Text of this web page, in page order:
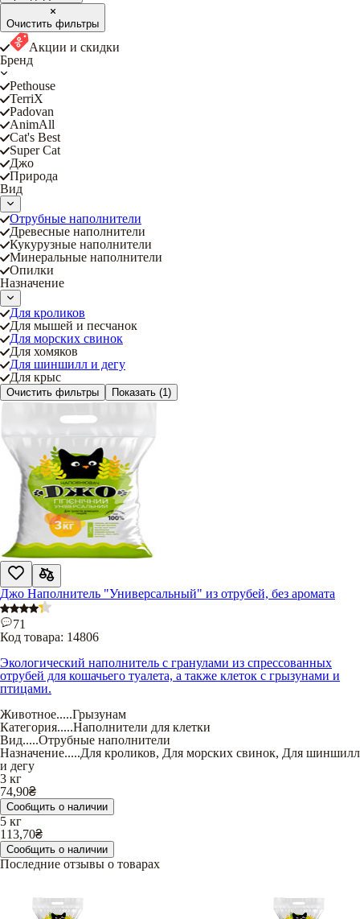
Очистить фильтры
Акции и скидки
Бренд
Pethouse
TerriX
Padovan
AnimAll
Cat's Best
Super Cat
Джо
Природа
Вид
Отрубные наполнители
Древесные наполнители
Кукурузные наполнители
Минеральные наполнители
Опилки
Назначение
Для кроликов
Для мышей и песчанок
Для морских свинок
Для хомяков
Для шиншилл и дегу
Для крыс
Очистить фильтры Показать (1)
Джо Наполнитель "Универсальный" из отрубей, без аромата
71
Код товара: 14806
Экологический наполнитель с гранулами из спрессованных
отрубей для кошачьего туалета, а также клеток с грызунами и
птицами.
Животное.....Грызунам
Категория.....Наполнители для клетки
Вид.....Отрубные наполнители
Назначение.....Для кроликов, Для морских свинок, Для шиншилл
и дегу
3 кг
74,90₴
Сообщить о наличии
5 кг
113,70₴
Сообщить о наличии
Последние отзывы о товарах